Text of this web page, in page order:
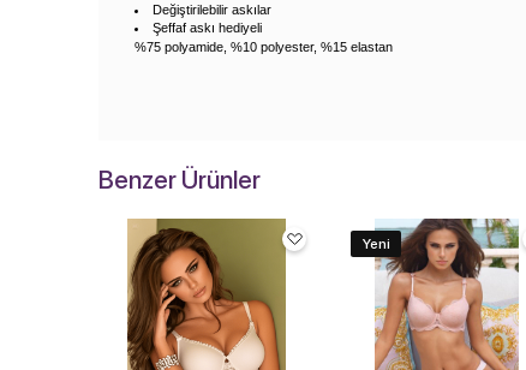
Değiştirilebilir askılar
Şeffaf askı hediyeli
​%75 polyamide, %10 polyester, %15 elastan
Benzer Ürünler
Yeni